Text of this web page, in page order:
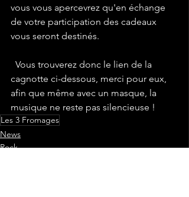
vous vous apercevrez qu'en échange
de votre participation des cadeaux
vous seront destinés.
cagnotte ci-dessous, merci pour eux,
afin que même avec un masque, la
musique ne reste pas silencieuse !
Les 3 Fromages
News
Rock